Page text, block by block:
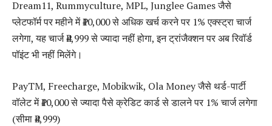
Dream11, Rummyculture, MPL, Junglee Games जैसे
प्लेटफॉर्म पर महीने में ₹10,000 से अधिक खर्च करने पर 1% एक्स्ट्रा चार्ज
लगेगा, यह चार्ज ₹4,999 से ज्यादा नहीं होगा, इन ट्रांजैक्शन पर अब रिवॉर्ड
पॉइंट भी नहीं मिलेंगे।
PayTM, Freecharge, Mobikwik, Ola Money जैसे थर्ड-पार्टी
वॉलेट में ₹10,000 से ज्यादा पैसे क्रेडिट कार्ड से डालने पर 1% चार्ज लगेगा
(सीमा ₹4,999)